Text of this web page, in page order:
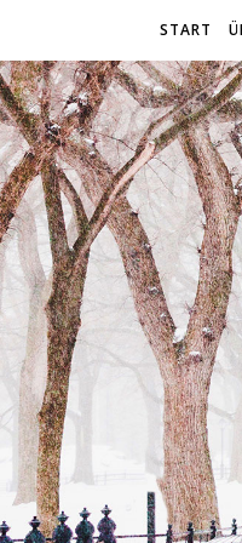
START